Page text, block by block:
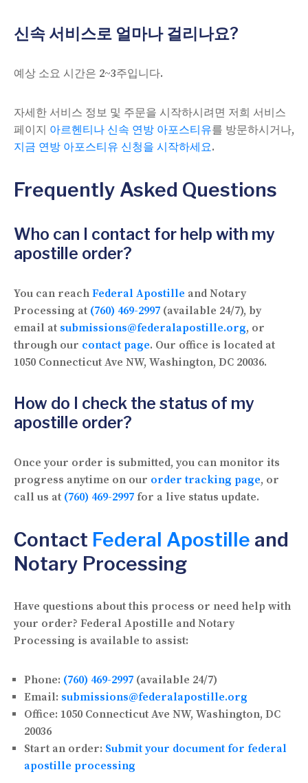
신속 서비스로 얼마나 걸리나요?
예상 소요 시간은 2~3주입니다.
자세한 서비스 정보 및 주문을 시작하시려면 저희 서비스
페이지 아르헨티나 신속 연방 아포스티유를 방문하시거나,
지금 연방 아포스티유 신청을 시작하세요.
Frequently Asked Questions
Who can I contact for help with my
apostille order?
You can reach Federal Apostille and Notary
Processing at (760) 469-2997 (available 24/7), by
email at submissions@federalapostille.org, or
through our contact page. Our office is located at
1050 Connecticut Ave NW, Washington, DC 20036.
How do I check the status of my
apostille order?
Once your order is submitted, you can monitor its
progress anytime on our order tracking page, or
call us at (760) 469-2997 for a live status update.
Contact Federal Apostille and
Notary Processing
Have questions about this process or need help with
your order? Federal Apostille and Notary
Processing is available to assist:
Phone: (760) 469-2997 (available 24/7)
Email: submissions@federalapostille.org
Office: 1050 Connecticut Ave NW, Washington, DC
20036
Start an order: Submit your document for federal
apostille processing